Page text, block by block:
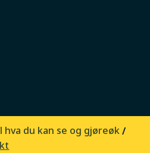
hva du kan se og gjøreøk /
Berntsen og Haldis Johansen